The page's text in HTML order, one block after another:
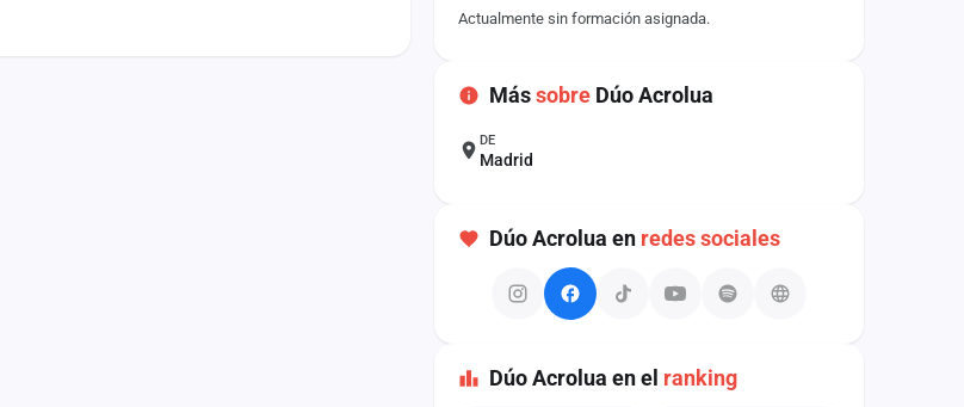
Actualmente sin formación asignada.
Mássobre Dúo Acrolua
DE
Madrid
Dúo Acrolua en redes sociales
Dúo Acrolua en el ranking